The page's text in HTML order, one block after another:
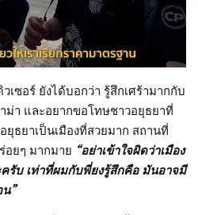
เซอร์ ยังได้บอกว่า รู้สึกเศร้ามากกับ
ม่า และอยากขอโทษชาวอยุธยาที่
ยุธยาเป็นเมืองที่สวยมาก สถานที่
อยๆ มากมาย “อย่าเข้าใจผิดว่าเมือง
รับ เท่าที่ผมกับพี่ยงรู้สึกคือ มันอาจมี
”